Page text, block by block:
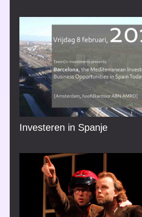
Investeren in Spanje